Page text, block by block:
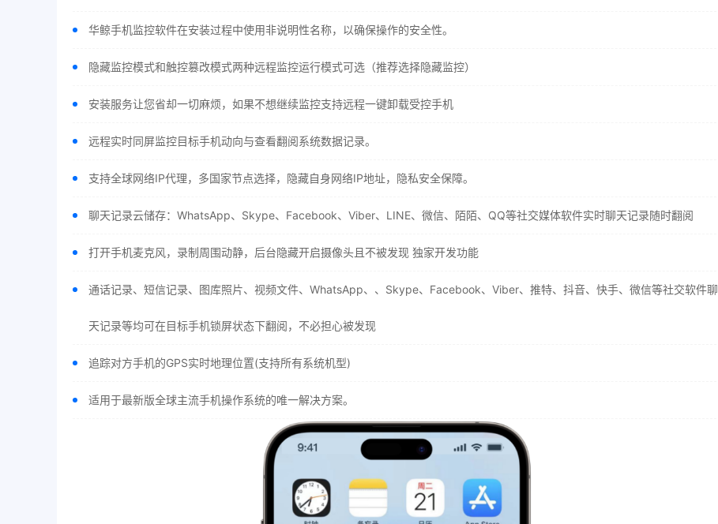
华鲸手机监控软件在安装过程中使用非说明性名称，以确保操作的安全性。
隐藏监控模式和触控篡改模式两种远程监控运行模式可选（推荐选择隐藏监控）
安装服务让您省却一切麻烦，如果不想继续监控支持远程一键卸载受控手机
远程实时同屏监控目标手机动向与查看翻阅系统数据记录。
支持全球网络IP代理，多国家节点选择，隐藏自身网络IP地址，隐私安全保障。
聊天记录云储存：WhatsApp、Skype、Facebook、Viber、LINE、微信、陌陌、QQ等社交媒体软件实时聊天记录随时翻阅
打开手机麦克风，录制周围动静，后台隐藏开启摄像头且不被发现 独家开发功能
通话记录、短信记录、图库照片、视频文件、WhatsApp、、Skype、Facebook、Viber、推特、抖音、快手、微信等社交软件聊
天记录等均可在目标手机锁屏状态下翻阅，不必担心被发现
追踪对方手机的GPS实时地理位置(支持所有系统机型)
适用于最新版全球主流手机操作系统的唯一解决方案。